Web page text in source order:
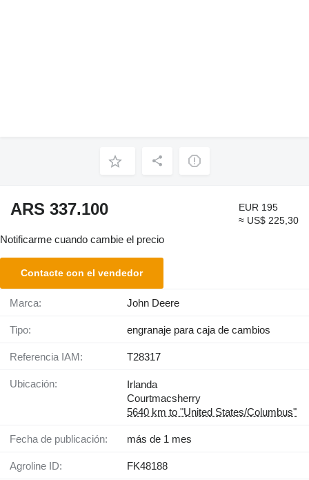
ARS 337.100
EUR 195
≈ US$ 225,30
Notificarme cuando cambie el precio
Contacte con el vendedor
Marca: John Deere
Tipo: engranaje para caja de cambios
Referencia IAM: T28317
Ubicación:
Irlanda
Courtmacsherry
5640 km to "United States/Columbus"
Fecha de publicación: más de 1 mes
Agroline ID: FK48188